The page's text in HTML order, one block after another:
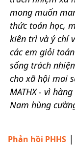
mong muốn
thức toán học,
kiên trì và ý chí
các em giỏi
sống trách
cho xã hội mai
MATHX - vì
Nam hùng
Phản hồi PHHS|